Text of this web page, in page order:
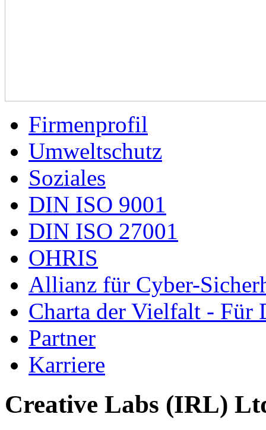
Firmenprofil
Umweltschutz
Soziales
DIN ISO 9001
DIN ISO 27001
OHRIS
Allianz für Cyber-
Charta der Vielfalt - Für
Partner
Karriere
Creative Labs (IRL)